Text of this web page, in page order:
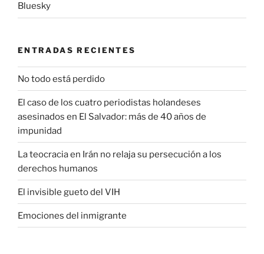
Bluesky
ENTRADAS RECIENTES
No todo está perdido
El caso de los cuatro periodistas holandeses
asesinados en El Salvador: más de 40 años de
impunidad
La teocracia en Irán no relaja su persecución a los
derechos humanos
El invisible gueto del VIH
Emociones del inmigrante